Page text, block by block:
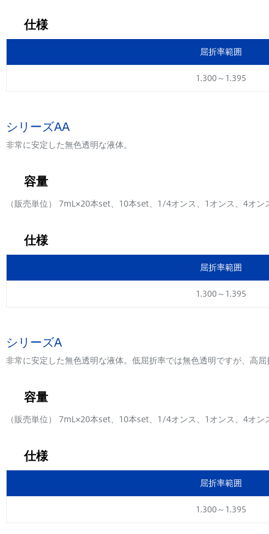
仕様
屈折率範囲
1.300～1.395
シリーズAA
非常に安定した無色透明な液体。
容量
（販売単位） 7mL×20本set、10本set、1/4オンス、1オンス、4オン
仕様
屈折率範囲
1.300～1.395
シリーズA
非常に安定した無色透明な液体。低屈折率では無色透明ですが、高
容量
（販売単位） 7mL×20本set、10本set、1/4オンス、1オンス、4オン
仕様
屈折率範囲
1.300～1.395